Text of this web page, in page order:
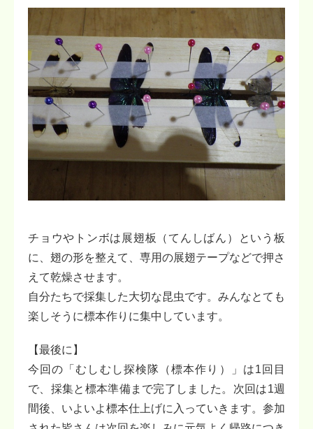
チョウやトンボは展翅板（てんしばん）という板
に、翅の形を整えて、専用の展翅テープなどで押さ
えて乾燥させます。
自分たちで採集した大切な昆虫です。みんなとても
楽しそうに標本作りに集中しています。
【最後に】
今回の「むしむし探検隊（標本作り）」は1回目
で、採集と標本準備まで完了しました。次回は1週
間後、いよいよ標本仕上げに入っていきます。参加